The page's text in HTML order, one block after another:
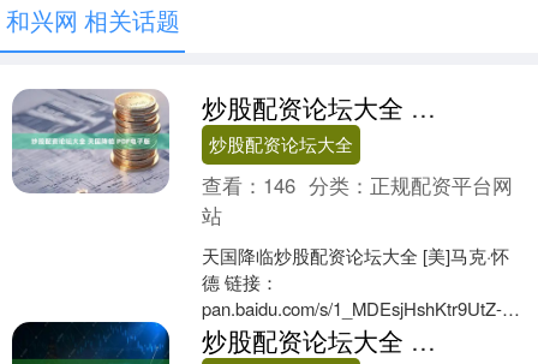
和兴网 相关话题
炒股配资论坛大全 天国降临 PDF电子版
炒股配资论坛大全
查看： 146 分类： 正规配资平台网
站
天国降临炒股配资论坛大全 [美]马克·怀
德 链接：
pan.baidu.com/s/1_MDEsjHshKtr9UtZ-
9H6LQ?pwd=fnuf 提取码: f....炒股配资论坛大全 男子驾车碾压前妻、冲撞行人、捅刺群众，最高法核准死刑